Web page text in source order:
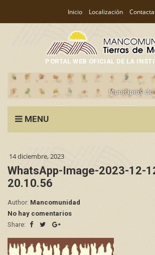
Inicio Localización
PORTAL WEB OFICIAL DE LA
MENU
14 diciembre, 2023
WhatsApp-Image-2023-12-
20.10.56
Author: Mancomunidad
No hay comentarios
Share: